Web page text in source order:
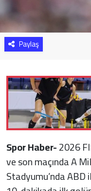
Paylaş
Spor Haber-2026
ve son maçında A
Stadyumu’nda
Resmi Reklam